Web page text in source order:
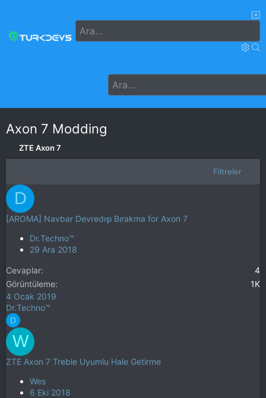
Axon 7 Modding
ZTE Axon 7
Filtreler
D
[AROMA] Navbar Devredışı Bırakma for Axon 7
Dr.Techno™
29 Ara 2018
Cevaplar
4
Görüntüleme
1K
4 Ocak 2019
Dr.Techno™
D
W
ZTE Axon 7 Treble Uyumlu Hale Getirme
Wes
6 Eki 2018